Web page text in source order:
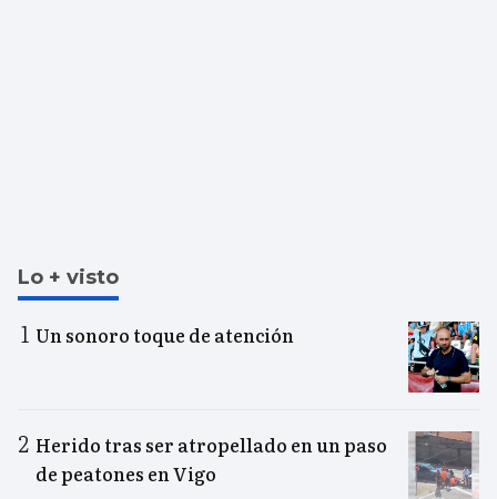
Lo + visto
Un sonoro toque de atención
Herido tras ser atropellado en un paso
de peatones en Vigo